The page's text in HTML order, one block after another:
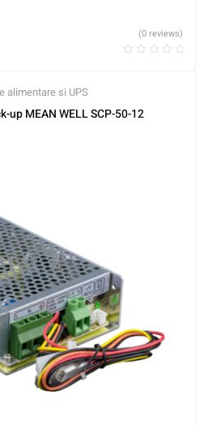
(0 reviews)
alimentare si UPS
MEAN WELL SCP-50-12